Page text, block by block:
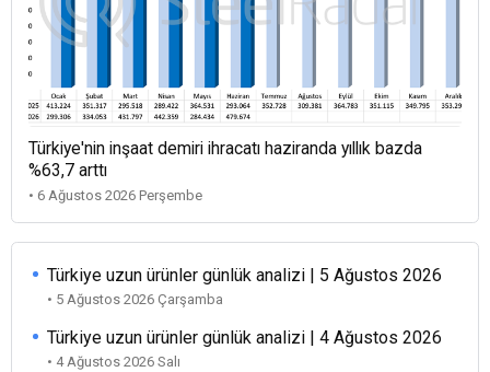
Türkiye'nin inşaat demiri ihracatı haziranda yıllık bazda
%63,7 arttı
• 6 Ağustos 2026 Perşembe
Türkiye uzun ürünler günlük analizi | 5 Ağustos 2026
• 5 Ağustos 2026 Çarşamba
Türkiye uzun ürünler günlük analizi | 4 Ağustos 2026
• 4 Ağustos 2026 Salı